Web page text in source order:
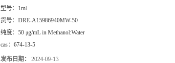
型号： 1ml
货号： DRE-A15986940MW-50
纯度： 50 μg/mL in Methanol:Water
cas： 674-13-5
发布日期： 2024-09-13